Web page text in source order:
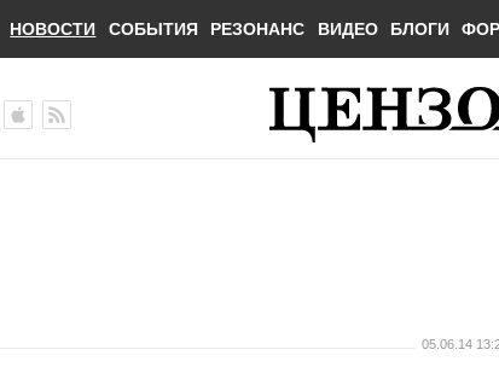
НОВОСТИ СОБЫТИЯ РЕЗОНАНС ВИДЕО БЛОГИ
05.06.14